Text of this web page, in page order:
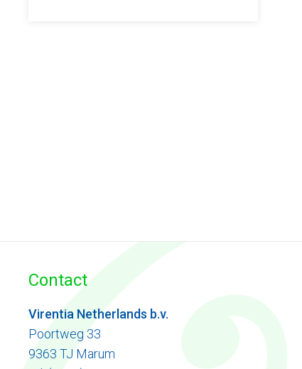
Contact
Virentia Netherlands b.v.
Poortweg 33
9363 TJ Marum